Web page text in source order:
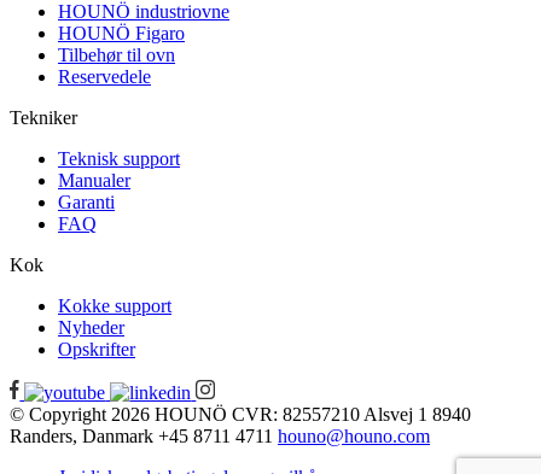
HOUNÖ industriovne
HOUNÖ Figaro
Tilbehør til ovn
Reservedele
Tekniker
Teknisk support
Manualer
Garanti
FAQ
Kok
Kokke support
Nyheder
Opskrifter
© Copyright 2026 HOUNÖ CVR: 82557210Alsvej 1 8940
Randers, Danmark +45 8711 4711 houno@houno.com